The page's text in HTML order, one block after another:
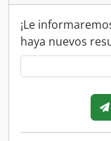
¡Le
haya nuevos